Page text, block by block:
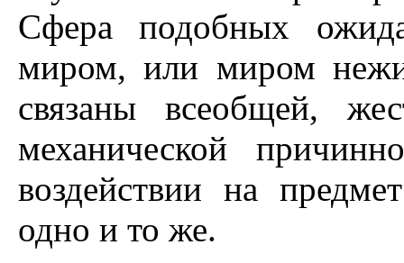
Сфера подобных
миром, или миром
связаны всеобщей,
механической
воздействии на
одно и то же.